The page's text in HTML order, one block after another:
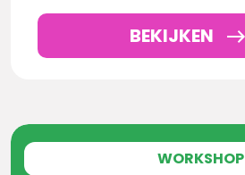
BEKIJKEN
WORKSHOP